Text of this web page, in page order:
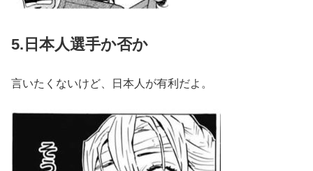
5.日本人選手か否か
言いたくないけど、日本人が有利だよ。